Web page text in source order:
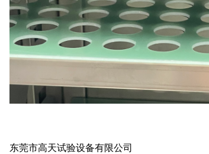
东莞市高天试验设备有限公司